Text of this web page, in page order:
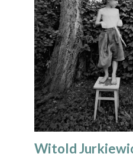
Witold